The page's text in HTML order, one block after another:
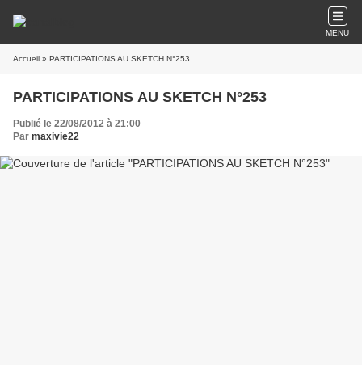
MENU
Accueil » PARTICIPATIONS AU SKETCH N°253
PARTICIPATIONS AU SKETCH N°253
Publié le 22/08/2012 à 21:00
Par maxivie22